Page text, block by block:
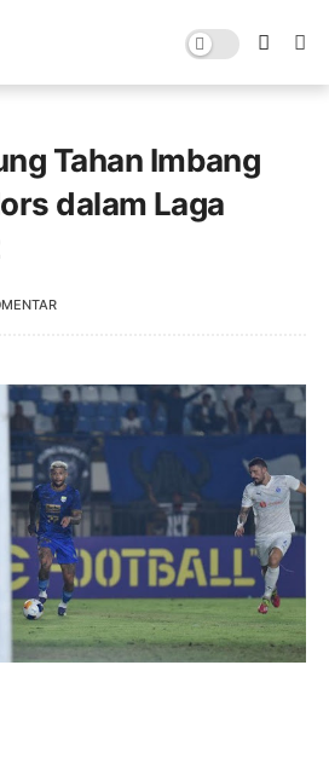
Tahan Imbang
dalam Laga